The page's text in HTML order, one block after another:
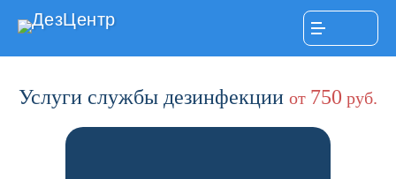
ДезЦентр
Услуги службы дезинфекции от 750 руб.